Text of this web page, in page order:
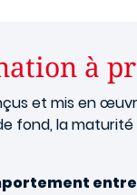
à
et mis en
fond, la